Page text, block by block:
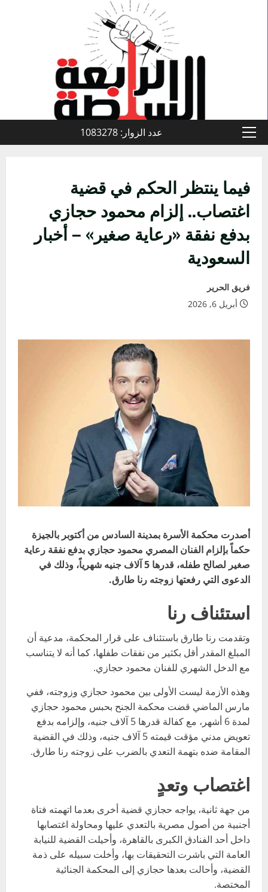
القائمة
عدد الزوار: 1083278
فيما ينتظر الحكم في قضية
اغتصاب.. إلزام محمود حجازي
بدفع نفقة «رعاية صغير» – أخبار
السعودية
فريق الحرير
أبريل 6, 2026
أصدرت محكمة الأسرة بمدينة السادس من أكتوبر بالجيزة
حكماً بإلزام الفنان المصري محمود حجازي بدفع نفقة رعاية
صغير لصالح طفله، قدرها 5 آلاف جنيه شهرياً، وذلك في
الدعوى التي رفعتها زوجته رنا طارق.
استئناف رنا
وتقدمت رنا طارق باستئناف على قرار المحكمة، مدعية أن
المبلغ المقدر أقل بكثير من نفقات طفلها، كما أنه لا يتناسب
مع الدخل الشهري للفنان محمود حجازي.
وهذه الأزمة ليست الأولى بين محمود حجازي وزوجته، ففي
مارس الماضي قضت محكمة الجنح بحبس محمود حجازي
لمدة 6 أشهر، مع كفالة قدرها 5 آلاف جنيه، وإلزامه بدفع
تعويض مدني مؤقت قيمته 5 آلاف جنيه، وذلك في القضية
المقامة ضده بتهمة التعدي بالضرب على زوجته رنا طارق.
اغتصاب وتعدٍ
من جهة ثانية، يواجه حجازي قضية أخرى بعدما اتهمته فتاة
أجنبية من أصول مصرية بالتعدي عليها ومحاولة اغتصابها
داخل أحد الفنادق الكبرى بالقاهرة، وأحيلت القضية للنيابة
العامة التي باشرت التحقيقات بها، وأخلت سبيله على ذمة
القضية، وأحالت بعدها حجازي إلى المحكمة الجنائية
المختصة.